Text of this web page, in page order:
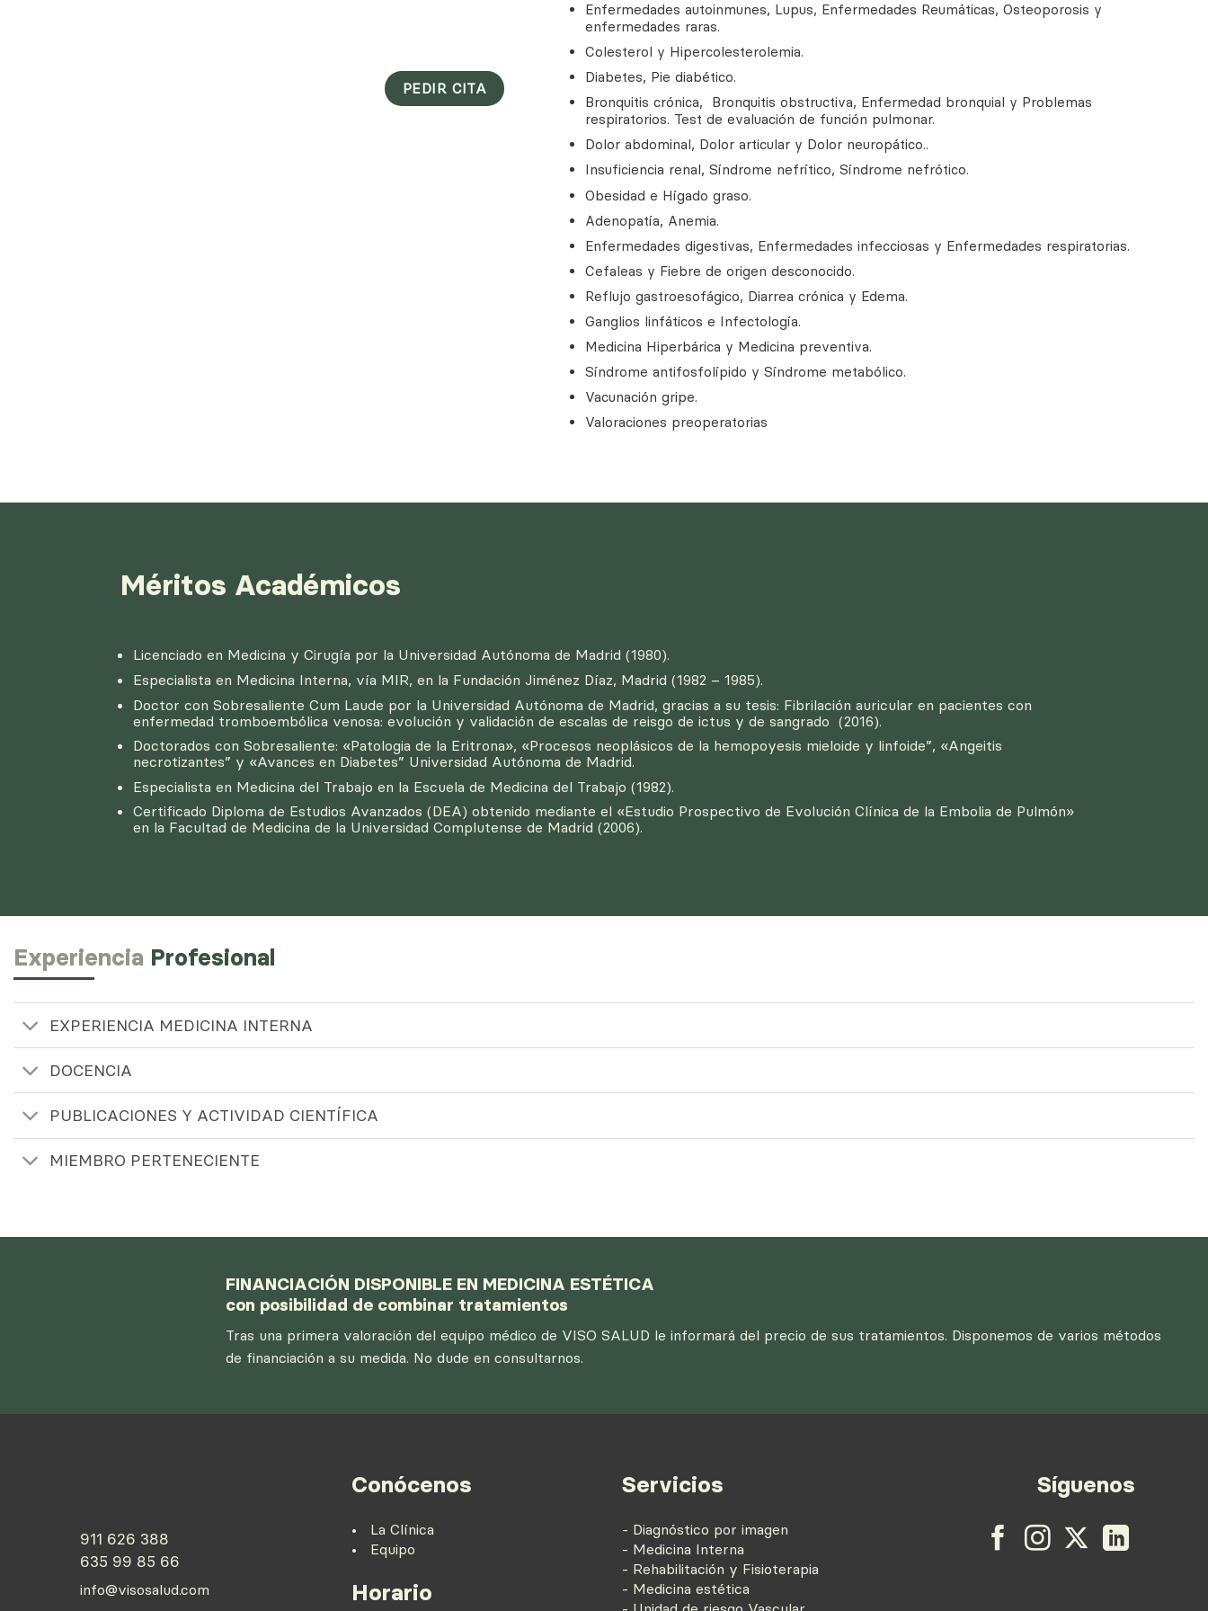
PEDIR CITA
Enfermedades autoinmunes, Lupus, Enfermedades Reumáticas, Osteoporosis y
enfermedades raras.
Colesterol y Hipercolesterolemia.
Diabetes, Pie diabético.
Bronquitis crónica, Bronquitis obstructiva, Enfermedad bronquial y Problemas
respiratorios. Test de evaluación de función pulmonar.
Dolor abdominal, Dolor articular y Dolor neuropático..
Insuficiencia renal, Síndrome nefrítico, Síndrome nefrótico.
Obesidad e Hígado graso.
Adenopatía, Anemia.
Enfermedades digestivas, Enfermedades infecciosas y Enfermedades respiratorias.
Cefaleas y Fiebre de origen desconocido.
Reflujo gastroesofágico, Diarrea crónica y Edema.
Ganglios linfáticos e Infectología.
Medicina Hiperbárica y Medicina preventiva.
Síndrome antifosfolípido y Síndrome metabólico.
Vacunación gripe.
Valoraciones preoperatorias
Méritos Académicos
Licenciado en Medicina y Cirugía por la Universidad Autónoma de Madrid (1980).
Especialista en Medicina Interna, vía MIR, en la Fundación Jiménez Díaz, Madrid (1982 – 1985).
Doctor con Sobresaliente Cum Laude por la Universidad Autónoma de Madrid, gracias a su tesis: Fibrilación auricular en pacientes con
enfermedad tromboembólica venosa: evolución y validación de escalas de reisgo de ictus y de sangrado (2016).
Doctorados con Sobresaliente: «Patologia de la Eritrona», «Procesos neoplásicos de la hemopoyesis mieloide y linfoide”, «Angeitis
necrotizantes” y «Avances en Diabetes” Universidad Autónoma de Madrid.
Especialista en Medicina del Trabajo en la Escuela de Medicina del Trabajo (1982).
Certificado Diploma de Estudios Avanzados (DEA) obtenido mediante el «Estudio Prospectivo de Evolución Clínica de la Embolia de Pulmón»
en la Facultad de Medicina de la Universidad Complutense de Madrid (2006).
Experiencia Profesional
EXPERIENCIA MEDICINA INTERNA
DOCENCIA
PUBLICACIONES Y ACTIVIDAD CIENTÍFICA
MIEMBRO PERTENECIENTE
FINANCIACIÓN DISPONIBLE EN MEDICINA ESTÉTICA
con posibilidad de combinar tratamientos
Tras una primera valoración del equipo médico de VISO SALUD le informará del precio de sus tratamientos. Disponemos de varios métodos
de financiación a su medida. No dude en consultarnos.
911 626 388
635 99 85 66
info@visosalud.com
Conócenos
• La Clínica
• Equipo
Horario
Servicios
- Diagnóstico por imagen
- Medicina Interna
- Rehabilitación y Fisioterapia
- Medicina estética
Síguenos